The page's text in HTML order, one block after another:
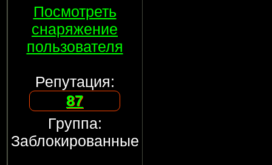
Посмотреть
снаряжение
пользователя
Репутация:
87
Группа:
Заблокированные